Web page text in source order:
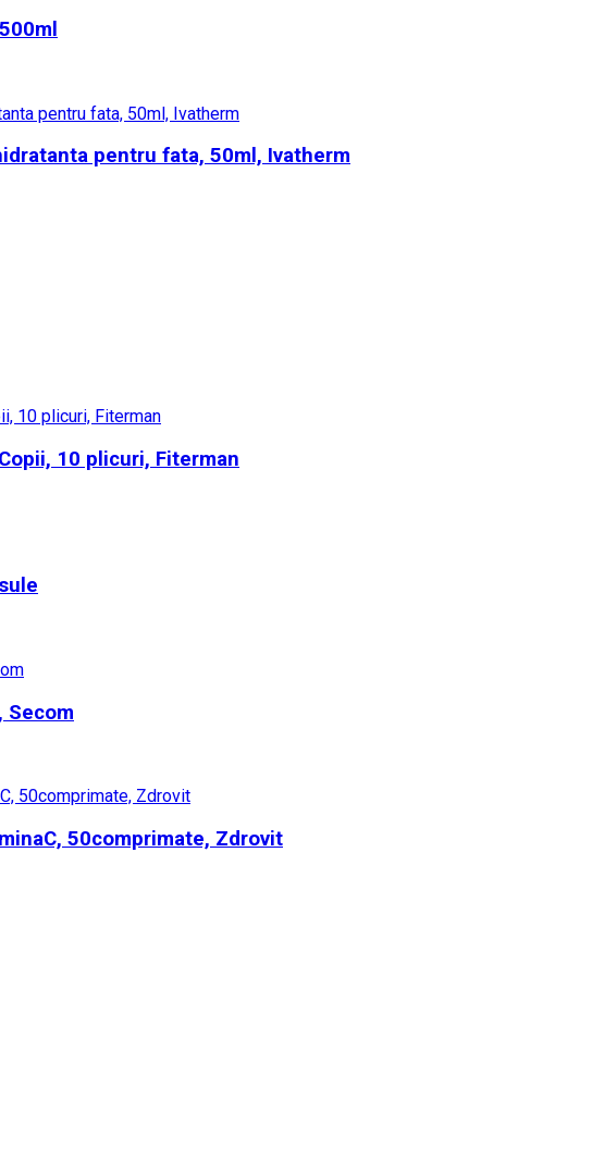
pentru fata, 50ml, Ivatherm
10 plicuri, Fiterman
Secom
50comprimate, Zdrovit